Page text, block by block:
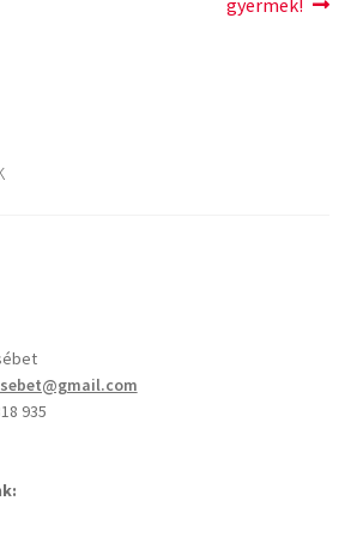
bibliaolvasó Útmutató
Krisztus mindenek felett
gyermek!
935